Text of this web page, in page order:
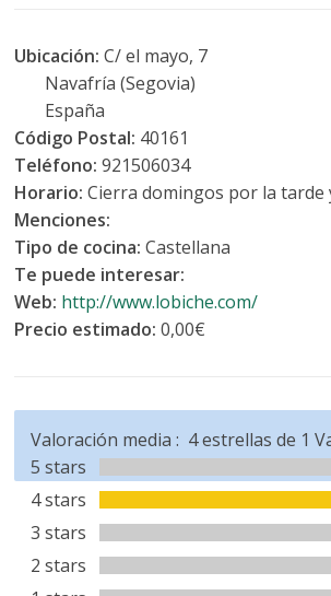
Ubicación:C/ el mayo, 7
Navafría (Segovia)
España
Código Postal: 40161
Teléfono:921506034
Horario:Cierra domingos por la tarde
Menciones:
Tipo de cocina:Castellana
Te puede interesar:
Web: http://www.lobiche.com/
Precio estimado:0,00€
Valoración media :
5 stars
4 stars
3 stars
2 stars
4estrellas de 1